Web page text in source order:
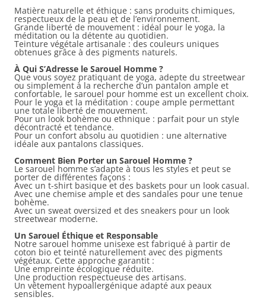
Matière naturelle et éthique : sans produits chimiques,
respectueux de la peau et de l’environnement.
Grande liberté de mouvement : idéal pour le yoga, la
méditation ou la détente au quotidien.
Teinture végétale artisanale : des couleurs uniques
obtenues grâce à des pigments naturels.
À Qui S’Adresse le Sarouel Homme ?
Que vous soyez pratiquant de yoga, adepte du streetwear
ou simplement à la recherche d’un pantalon ample et
confortable, le sarouel pour homme est un excellent choix.
Pour le yoga et la méditation : coupe ample permettant
une totale liberté de mouvement.
Pour un look bohème ou ethnique : parfait pour un style
décontracté et tendance.
Pour un confort absolu au quotidien : une alternative
idéale aux pantalons classiques.
Comment Bien Porter un Sarouel Homme ?
Le sarouel homme s’adapte à tous les styles et peut se
porter de différentes façons :
Avec un t-shirt basique et des baskets pour un look casual.
Avec une chemise ample et des sandales pour une tenue
bohème.
Avec un sweat oversized et des sneakers pour un look
streetwear moderne.
Un Sarouel Éthique et Responsable
Notre sarouel homme unisexe est fabriqué à partir de
coton bio et teinté naturellement avec des pigments
végétaux. Cette approche garantit :
Une empreinte écologique réduite.
Une production respectueuse des artisans.
Un vêtement hypoallergénique adapté aux peaux
sensibles.